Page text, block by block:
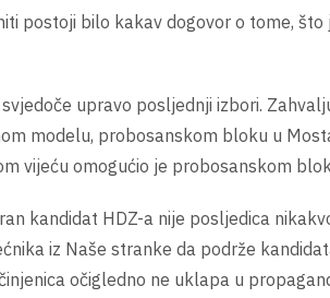
postoji bilo kakav dogovor o tome,
upravo posljednji izbori.
modelu, probosanskom bloku u
vijeću omogućio je probosanskom
kandidat HDZ-a nije posljedica
iz Naše stranke da podrže
očigledno ne uklapa u